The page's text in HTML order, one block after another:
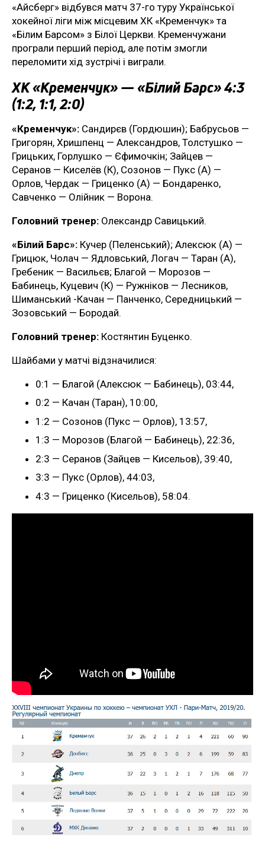
«Айсберг» відбувся матч 37-го туру Української
хокейної ліги між місцевим ХК «Кременчук» та
«Білим Барсом» з Білої Церкви. Кременчужани
програли перший період, але потім змогли
переломити хід зустрічі і виграли.
ХК «Кременчук» — «Білий Барс» 4:3
(1:2, 1:1, 2:0)
«Кременчук»: Сандирєв (Гордюшин); Бабрусьов —
Григорян, Хришпенц — Александров, Толстушко —
Грицьких, Горлушко — Єфимочкін; Зайцев —
Серанов — Киселёв (К), Созонов — Пукс (А) —
Орлов, Чердак — Гриценко (А) — Бондаренко,
Савченко — Олійник — Ворона.
Головний тренер: Олександр Савицький.
«Білий Барс»: Кучер (Пеленський); Алексюк (А) —
Грицюк, Чолач — Ядловський, Логач — Таран (А),
Гребеник — Васильєв; Благой — Морозов —
Бабинець, Куцевич (К) — Ружніков — Лесников,
Шиманський -Качан — Панченко, Середницький —
Зозовський — Бородай.
Головний тренер: Костянтин Буценко.
Шайбами у матчі відзначилися:
0:1 — Благой (Алексюк — Бабинець), 03:44,
0:2 — Качан (Таран), 10:00,
1:2 — Созонов (Пукс — Орлов), 13:57,
1:3 — Морозов (Благой — Бабинець), 22:36,
2:3 — Серанов (Зайцев — Кисельов), 39:40,
3:3 — Пукс (Орлов), 44:03,
4:3 — Гриценко (Кисельов), 58:04.